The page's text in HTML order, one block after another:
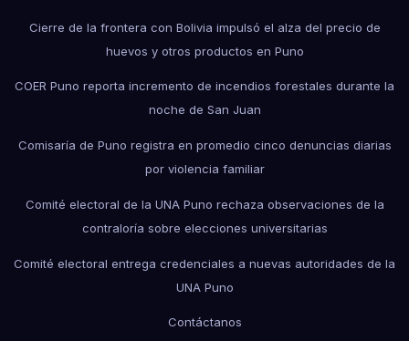
Cierre de la frontera con Bolivia impulsó el alza del precio de
huevos y otros productos en Puno
COER Puno reporta incremento de incendios forestales durante la
noche de San Juan
Comisaría de Puno registra en promedio cinco denuncias diarias
por violencia familiar
Comité electoral de la UNA Puno rechaza observaciones de la
contraloría sobre elecciones universitarias
Comité electoral entrega credenciales a nuevas autoridades de la
UNA Puno
Contáctanos